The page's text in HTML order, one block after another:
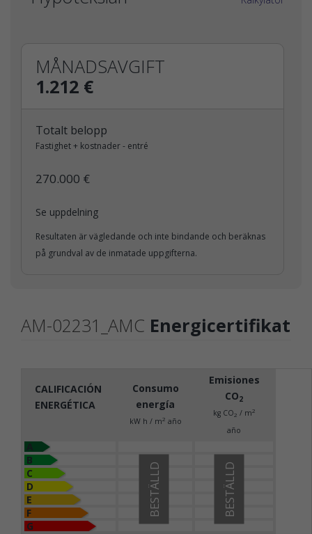
MÅNADSAVGIFT
1.212 €
Totalt belopp
Fastighet + kostnader - entré
270.000 €
Se uppdelning
Resultaten är vägledande och inte bindande och beräknas
på grundval av de inmatade uppgifterna.
AM-02231_AMC Energicertifikat
CALIFICACIÓN
ENERGÉTICA
Consumo
energía
kW h / m2 año
Emisiones
CO2
kg CO2 / m2
año
B
C
D
E
F
G
BESTÄLLD
BESTÄLLD